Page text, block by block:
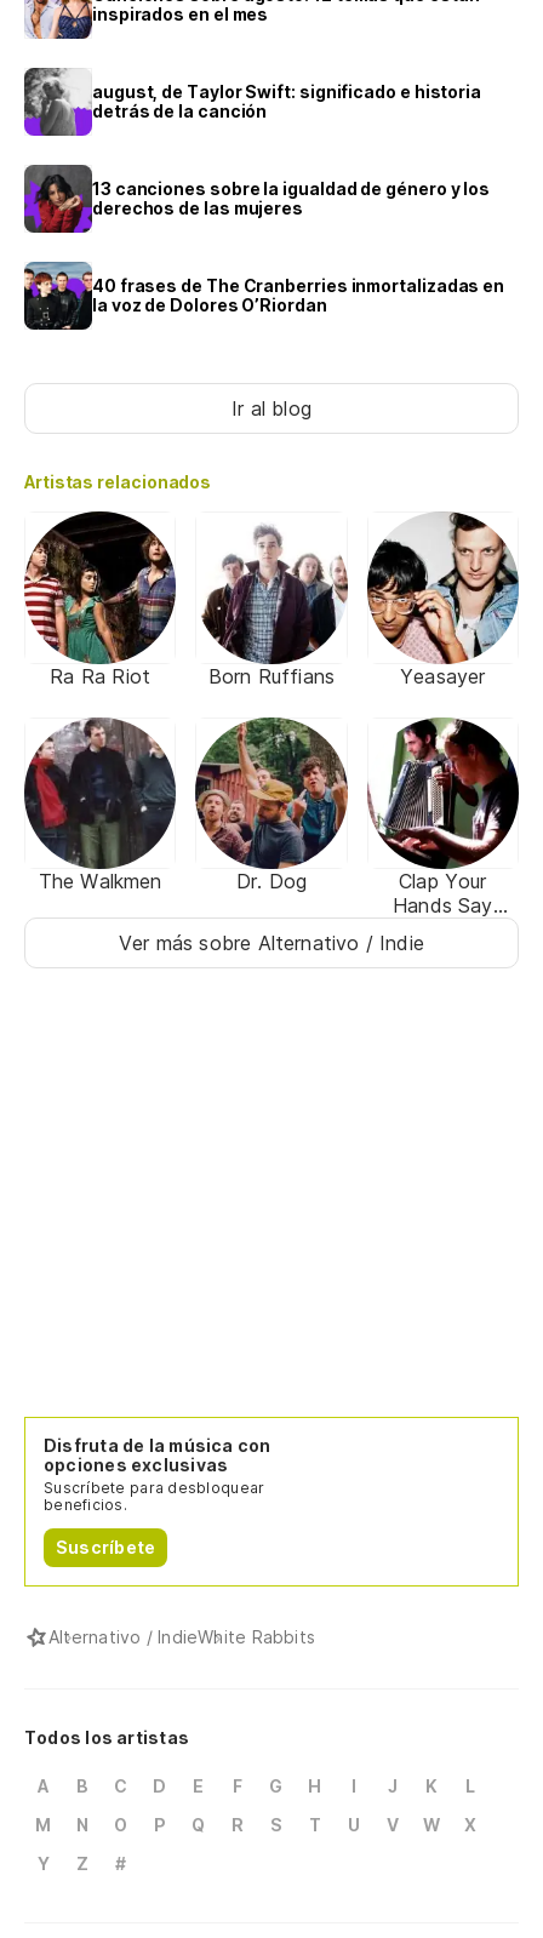
inspirados en el mes
august, de Taylor Swift: significado e historia
detrás de la canción
13 canciones sobre la igualdad de género y los
derechos de las mujeres
40 frases de The Cranberries inmortalizadas en
la voz de Dolores O’Riordan
Ir al blog
Artistas relacionados
Ra Ra Riot Born Ruffians Yeasayer
The Walkmen Dr. Dog
Clap Your
Hands Say
Ver más sobre Alternativo / Indie
Disfruta de la música con
opciones exclusivas
Suscríbete para desbloquear
beneficios.
Suscríbete
Alternativo / IndieWhite Rabbits
Todos los artistas
A B C D E F G H I J K
L
M
N O P Q R S T U V W
X
Y
Z #